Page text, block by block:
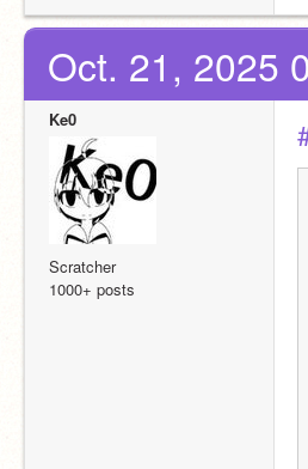
Oct. 21, 2025
Ke0
Scratcher
1000+ posts